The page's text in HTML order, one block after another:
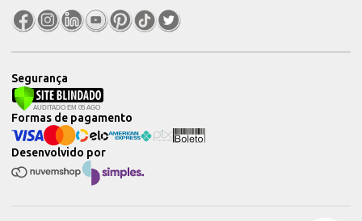
Segurança
Desenvolvido por
Formas de pagamento